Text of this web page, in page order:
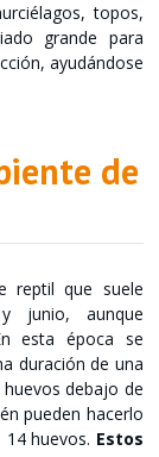
topos,
grande para
ayudándose
de
reptil que suele
junio, aunque
esta época se
duración de una
debajo de
pueden hacerlo
huevos. Estos